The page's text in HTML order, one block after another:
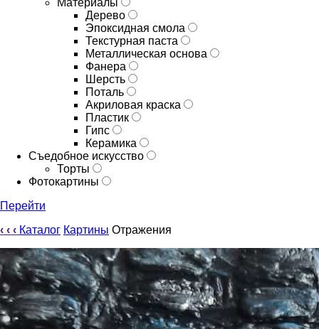
Материалы
Дерево
Эпоксидная смола
Текстурная паста
Металлическая основа
Фанера
Шерсть
Поталь
Акриловая краска
Пластик
Гипс
Керамика
Съедобное искусство
Торты
Фотокартины
Перейти
‹ ‹ ‹ Каталог Картины Отражения